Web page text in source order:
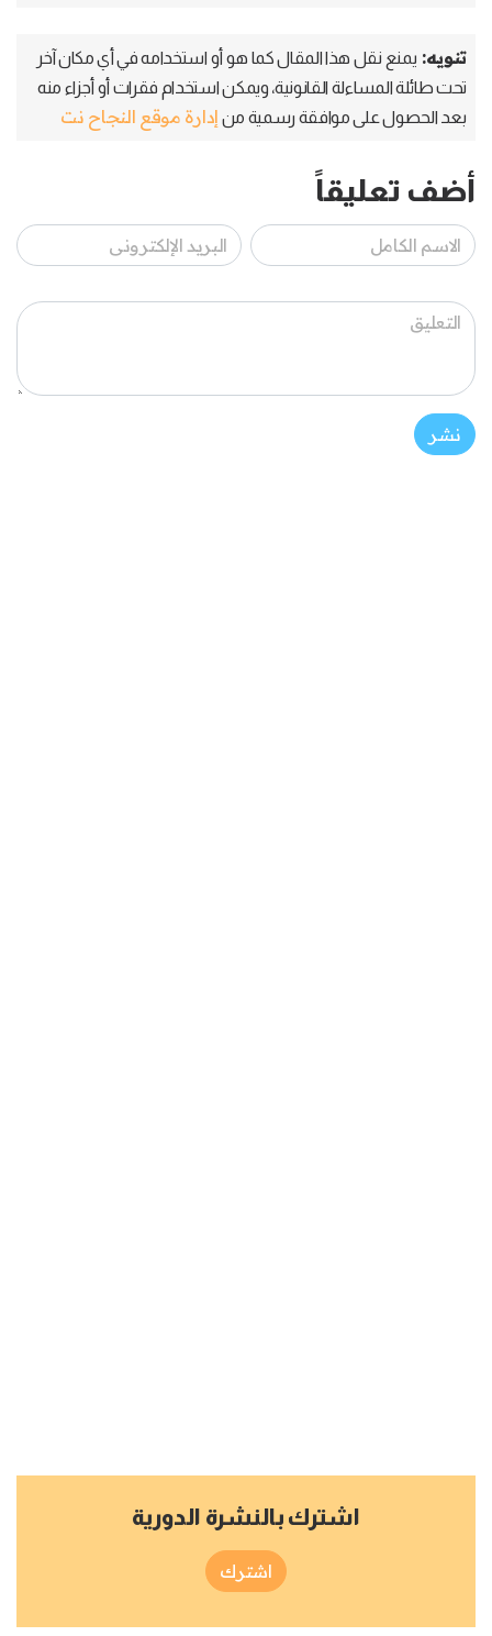
تنويه: يمنع نقل هذا المقال كما هو أو استخدامه في أي مكان آخر
تحت طائلة المساءلة القانونية، ويمكن استخدام فقرات أو أجزاء منه
بعد الحصول على موافقة رسمية من إدارة موقع النجاح نت
أضف تعليقاً
نشر
اشترك بالنشرة الدورية
اشترك